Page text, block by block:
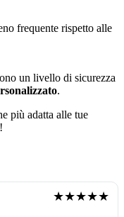
frequente rispetto alle
un livello di sicurezza
.
più adatta alle tue
★★★★★